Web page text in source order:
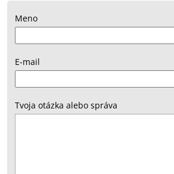
Meno
E-mail
Tvoja otázka alebo správa